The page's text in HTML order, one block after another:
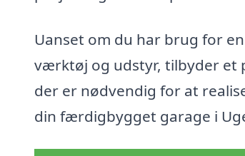
Uanset om du har brug for
værktøj og udstyr, tilbyder et
der er nødvendig for at
din færdigbygget garage i